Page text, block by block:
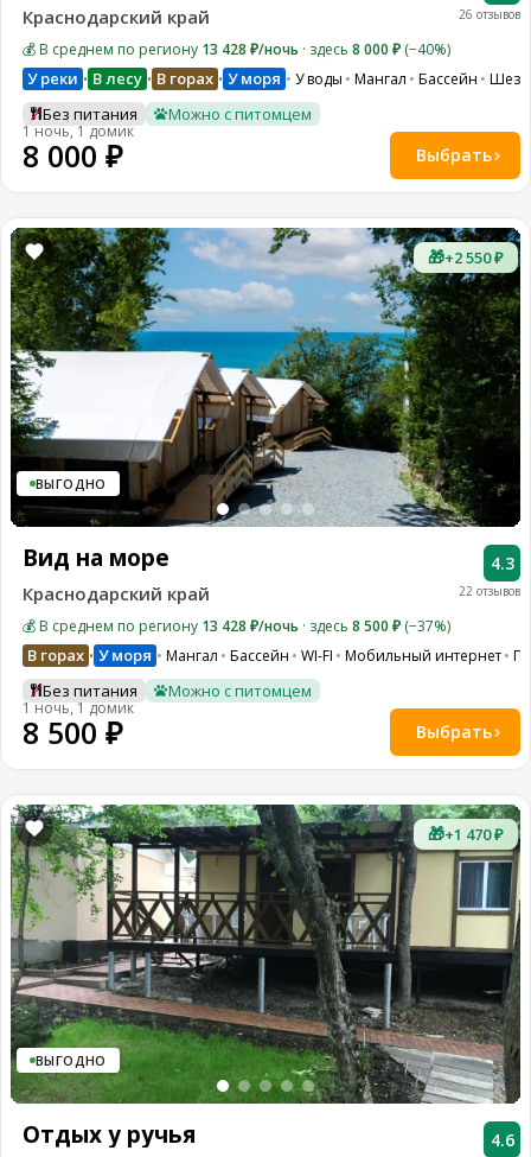
26 отзывов
Краснодарский край
💰 В среднем по региону 13 428 ₽/ночь · здесь 8 000 ₽ (−40%)
У реки • В лесу • В горах • У моря У воды Мангал Бассейн
Без питания Можно с питомцем
1 ночь, 1 домик
8 000 ₽ Выбрать
🎁+2 550 ₽
ВЫГОДНО
22 отзывов
4.3
Вид на море
Краснодарский край
💰 В среднем по региону 13 428 ₽/ночь · здесь 8 500 ₽ (−37%)
В горах • У моря Мангал Бассейн WI-FI Мобильный интернет
Без питания Можно с питомцем
1 ночь, 1 домик
8 500 ₽ Выбрать
🎁+1 470 ₽
ВЫГОДНО
4.6
Отдых у ручья